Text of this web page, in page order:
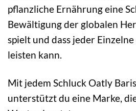
pflanzliche Ernährung eine
Bewältigung der globalen
spielt und dass jeder
leisten kann.
Mit jedem Schluck Oatly
unterstützt du eine Marke,